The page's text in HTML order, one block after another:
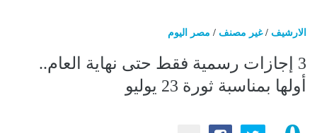
الارشيف /غير مصنف / مصر اليوم
3 إجازات رسمية فقط حتى نهاية العام..
أولها بمناسبة ثورة 23 يوليو